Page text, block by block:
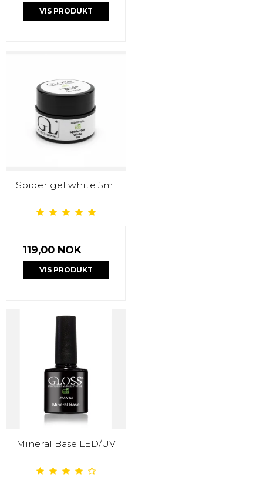
VIS PRODUKT
Spider gel white 5ml
119,00 NOK
VIS PRODUKT
Mineral Base LED/UV